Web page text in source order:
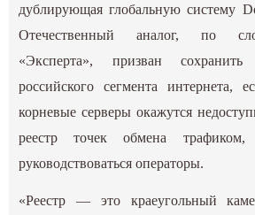
дублирующая глобальную систему
Отечественный аналог, по
«Эксперта», призван сохранить
российского сегмента интернета,
корневые серверы окажутся
реестр точек обмена
руководствоваться операторы.
«Реестр — это краеугольный